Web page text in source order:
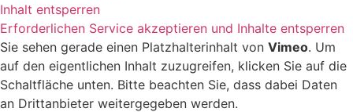
Inhalt entsperren
Erforderlichen Service akzeptieren und Inhalte entsperren
Sie sehen gerade einen Platzhalterinhalt von Vimeo. Um
auf den eigentlichen Inhalt zuzugreifen, klicken Sie auf die
Schaltfläche unten. Bitte beachten Sie, dass dabei Daten
an Drittanbieter weitergegeben werden.